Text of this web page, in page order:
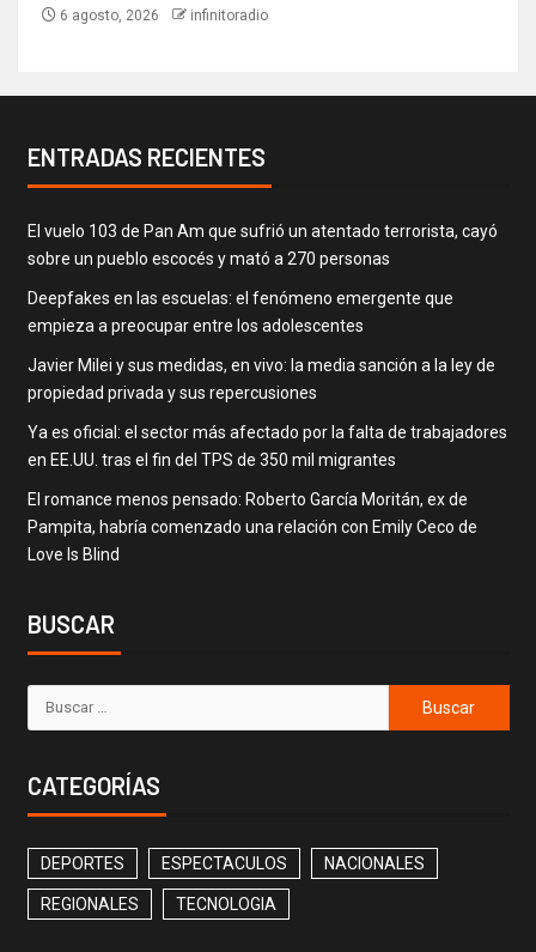
6 agosto, 2026 infinitoradio
ENTRADAS RECIENTES
El vuelo 103 de Pan Am que sufrió un atentado terrorista, cayó
sobre un pueblo escocés y mató a 270 personas
Deepfakes en las escuelas: el fenómeno emergente que
empieza a preocupar entre los adolescentes
Javier Milei y sus medidas, en vivo: la media sanción a la ley de
propiedad privada y sus repercusiones
Ya es oficial: el sector más afectado por la falta de trabajadores
en EE.UU. tras el fin del TPS de 350 mil migrantes
El romance menos pensado: Roberto García Moritán, ex de
Pampita, habría comenzado una relación con Emily Ceco de
Love Is Blind
BUSCAR
CATEGORÍAS
DEPORTES ESPECTACULOS NACIONALES
REGIONALES TECNOLOGIA